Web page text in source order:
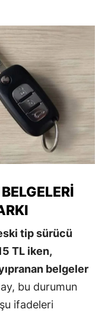
tip sürücü
TL iken,
belgeler
bu durumun
ifadeleri